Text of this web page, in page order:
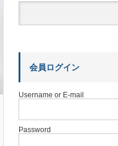
会員ログイン
Username or E-mail
Password